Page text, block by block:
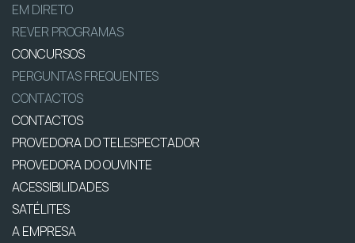
EM DIRETO
REVER PROGRAMAS
CONCURSOS
PERGUNTAS FREQUENTES
CONTACTOS
CONTACTOS
PROVEDORA DO TELESPECTADOR
PROVEDORA DO OUVINTE
ACESSIBILIDADES
SATÉLITES
A EMPRESA